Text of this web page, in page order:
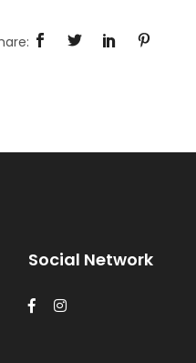
Social Network